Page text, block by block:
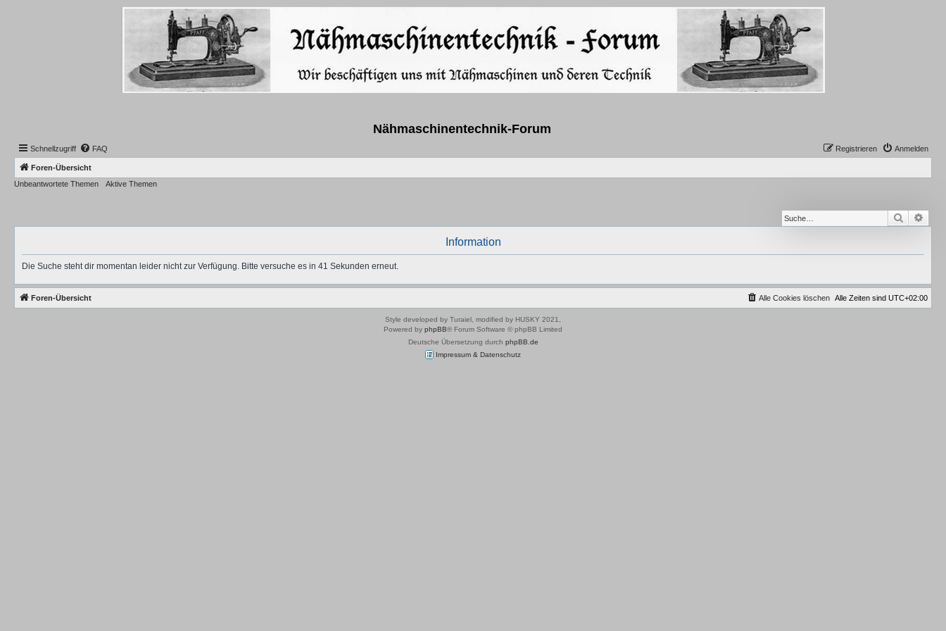
Nähmaschinentechnik-Forum
Schnellzugriff FAQ Anmelden
Registrieren
Foren-Übersicht
Unbeantwortete Themen
Aktive Themen
Suche
Information
Die Suche steht dir momentan leider nicht zur Verfügung. Bitte versuche es in 41 Sekunden erneut.
Foren-Übersicht Alle Zeiten sind UTC+02:00
Alle Cookies löschen
Style developed by Turaiel, modified by HUSKY 2021,
Powered by phpBB® Forum Software © phpBB Limited
Deutsche Übersetzung durch phpBB.de
Impressum & Datenschutz